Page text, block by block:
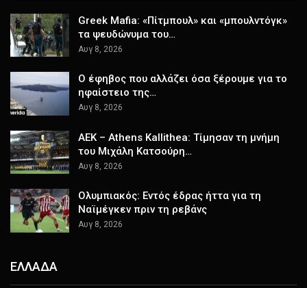
Greek Μafia: «Πίτμπουλ» και «μπουλντόγκ»
τα ψευδώνυμα του…
Αυγ 8, 2026
Ο έφηβος που αλλάζει όσα ξέρουμε για το
ηφαίστειο της…
Αυγ 8, 2026
ΑΕΚ – Athens Kallithea: Τίμησαν τη μνήμη
του Μιχάλη Κατσούρη…
Αυγ 8, 2026
Ολυμπιακός: Εντός έδρας ήττα για τη
Ναϊμέγκεν πριν τη ρεβάνς
Αυγ 8, 2026
ΕΛΛΑΔΑ